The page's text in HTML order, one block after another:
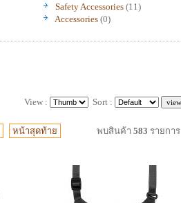
Safety Accessories (11)
Accessories (0)
View : Sort :
หน้าสุดท้าย พบสินค้า583 รายการ